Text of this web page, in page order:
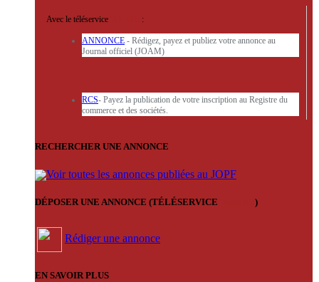
Avec le téléservice :
ANNONCE - Rédigez, payez et publiez votre annonce au
Journal officiel (JOAM)
RCS- Payez la publication de votre inscription au Registre du
commerce et des sociétés.
RECHERCHER UNE ANNONCE
Voir toutes les annonces publiées au JOPF
DÉPOSER UNE ANNONCE (TÉLÉSERVICE )
Rédiger une annonce
EN SAVOIR PLUS